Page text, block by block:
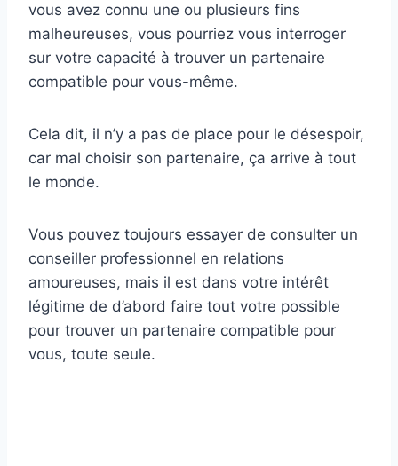
vous avez connu une ou plusieurs fins
malheureuses, vous pourriez vous interroger
sur votre capacité à trouver un partenaire
compatible pour vous-même.
Cela dit, il n’y a pas de place pour le désespoir,
car mal choisir son partenaire, ça arrive à tout
le monde.
Vous pouvez toujours essayer de consulter un
conseiller professionnel en relations
amoureuses, mais il est dans votre intérêt
légitime de d’abord faire tout votre possible
pour trouver un partenaire compatible pour
vous, toute seule.